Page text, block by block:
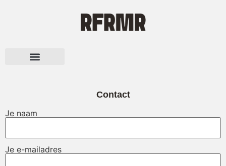
Contact
Je naam
Je e-mailadres